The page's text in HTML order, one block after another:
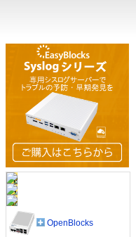
OpenBlocks